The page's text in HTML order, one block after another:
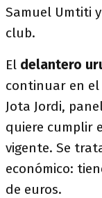
Samuel Umtiti
club.
El delantero
continuar en el
Jota Jordi,
quiere cumplir
vigente. Se
económico:
de euros.